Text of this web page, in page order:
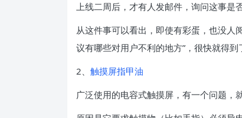
上线二周后，才有人发邮件，询问这事是
从这件事可以看出，即使有彩蛋，也没人
议有哪些对用户不利的地方”，很快就得到
2、 触摸屏指甲油
广泛使用的电容式触摸屏，有一个问题，